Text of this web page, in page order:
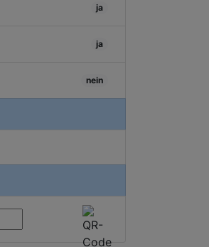
ja
ja
nein